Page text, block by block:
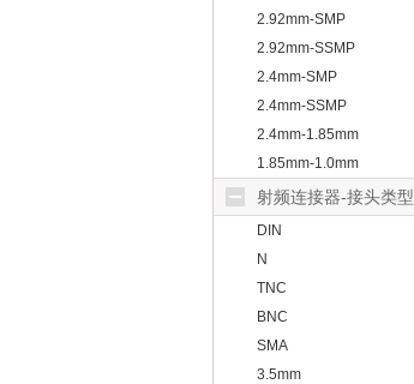
2.92mm-SMP
2.92mm-SSMP
2.4mm-SMP
2.4mm-SSMP
2.4mm-1.85mm
1.85mm-1.0mm
射频连接器-接头类型
DIN
N
TNC
BNC
SMA
3.5mm